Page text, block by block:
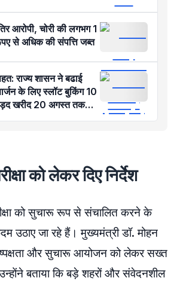
आरोपी, चोरी की लगभग 1
से अधिक की संपत्ति जब्‍त
राज्य शासन ने बढाई
के लिए स्लॉट बुकिंग 10
खरीद 20 अगस्त तक
को लेकर दिए निर्देश
को सुचारू रूप से संचालित करने के
उठाए जा रहे हैं। मुख्यमंत्री डॉ. मोहन
और सुचारू आयोजन को लेकर सख्त
उन्होंने बताया कि बड़े शहरों और संवेदनशील